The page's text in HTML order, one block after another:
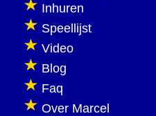
Inhuren
Speellijst
Video
Blog
Faq
Over Marcel